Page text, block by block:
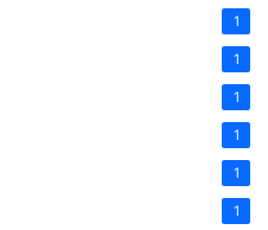
1
1
1
1
1
1